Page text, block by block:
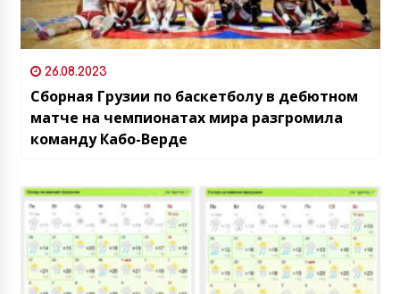
26.08.2023
Сборная Грузии по баскетболу в дебютном
матче на чемпионатах мира разгромила
команду Кабо-Верде